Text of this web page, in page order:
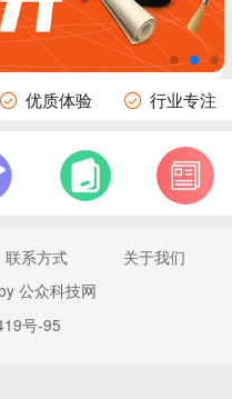
优质体验 行业专注
联系方式
关于我们
公众科技网
号-95